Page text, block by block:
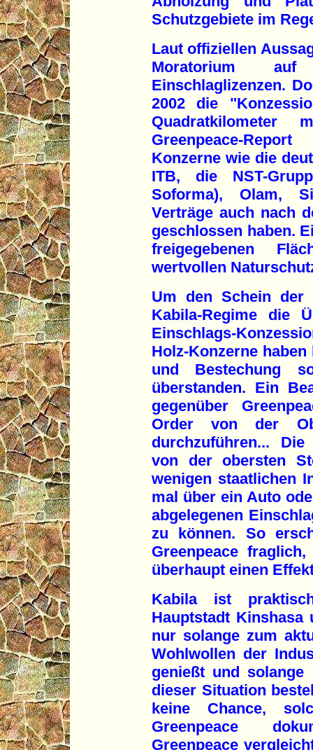
Schutzgebiete im
Laut offiziellen
Moratorium
Einschlaglizenzen.
2002 die
Greenpeace-
Konzerne wie die
ITB, die NST-
Soforma), Olam,
Verträge auch nach
geschlossen haben.
freigegebenen
wertvollen
Um den Schein der
Kabila-Regime die
Einschlags-
Holz-Konzerne
und Bestechung
überstanden. Ein
gegenüber
Order von der
durchzuführen...
von der obersten
wenigen staatlichen
mal über ein Auto
abgelegenen
zu können. So
Greenpeace
überhaupt einen
Kabila ist
Hauptstadt Kinshasa
nur solange zum
Wohlwollen der
genießt und solange
dieser Situation
keine Chance,
Greenpeace
Greenpeace